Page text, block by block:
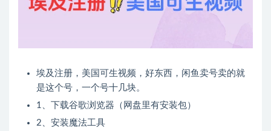
埃及注册，美国可生视频，好东西，闲鱼卖号卖的就
是这个号，一个号十几块。
1、下载谷歌浏览器（网盘里有安装包）
2、安装魔法工具